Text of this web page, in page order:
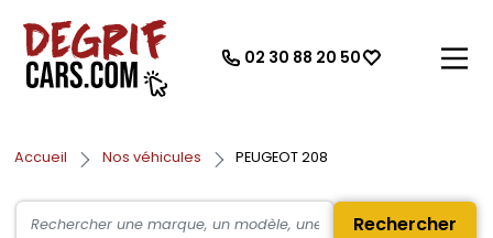
02 30 88 20 50
Accueil Nos véhicules PEUGEOT 208
Rechercher